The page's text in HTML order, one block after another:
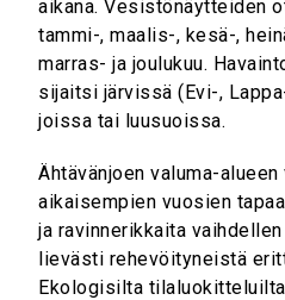
aikana. Vesistönäytteiden
tammi-, maalis-, kesä-,
marras- ja joulukuu.
sijaitsi järvissä (Evi-,
joissa tai luusuoissa.
Ähtävänjoen valuma-
aikaisempien vuosien
ja ravinnerikkaita
lievästi rehevöityneistä
Ekologisilta